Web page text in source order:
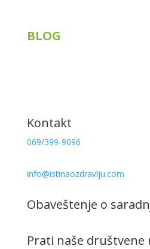
BLOG
Kontakt
069/399-9096
info@istinaozdravlju.com
Obaveštenje o
Prati naše društvene